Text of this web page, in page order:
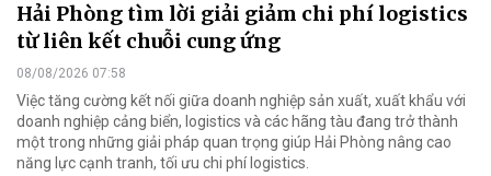
Hải Phòng tìm lời giải giảm chi phí logistics
từ liên kết chuỗi cung ứng
08/08/2026 07:58
Việc tăng cường kết nối giữa doanh nghiệp sản xuất, xuất khẩu với
doanh nghiệp cảng biển, logistics và các hãng tàu đang trở thành
một trong những giải pháp quan trọng giúp Hải Phòng nâng cao
năng lực cạnh tranh, tối ưu chi phí logistics.